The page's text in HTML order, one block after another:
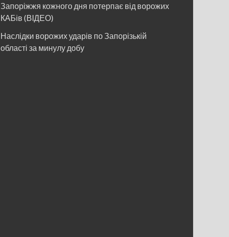
Запоріжжя кожного дня потерпає від ворожих
КАБів (ВІДЕО)
Наслідки ворожих ударів по Запорізькій
області за минулу добу